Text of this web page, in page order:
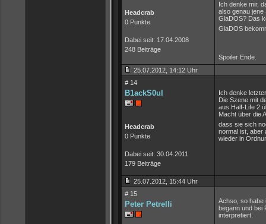
Headcrab
0 Punkte
Dabei seit: 17.04.2008
248 Beiträge
Ich denke mir,
also genau
GlaDOS? Das
GlaDOS
Spoiler Ende.
25.07.2012, 14:12 Uhr
# 14
B1ackS0ul
Headcrab
0 Punkte
Dabei seit: 30.04.2011
179 Beiträge
Ich denke
Die Szene mit
aus Half-Life 2
Macht über die
dass sie sich
normal ist, aber
wieder in
25.07.2012, 15:44 Uhr
# 15
Peter Petrelli
Achso, so habe
begann und bei
interpretiert.